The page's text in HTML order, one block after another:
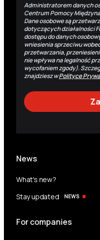
Administratorem danych
Centrum Pomocy
Dane osobowe są
dotyczących działalności
dostępu do danych
wniesienia sprzeciwu
przetwarzania,
nie wpływa na legalność
wycofaniem zgody).
znajdziesz wPolityce
News
What's new?
Stay updated
NEWS
For companies